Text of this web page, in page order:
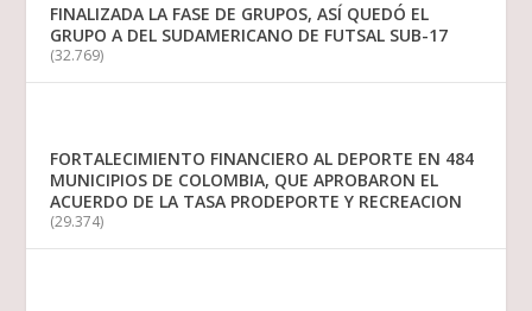
FINALIZADA LA FASE DE GRUPOS, ASÍ QUEDÓ EL
GRUPO A DEL SUDAMERICANO DE FUTSAL SUB-17
(32.769)
FORTALECIMIENTO FINANCIERO AL DEPORTE EN 484
MUNICIPIOS DE COLOMBIA, QUE APROBARON EL
ACUERDO DE LA TASA PRODEPORTE Y RECREACION
(29.374)